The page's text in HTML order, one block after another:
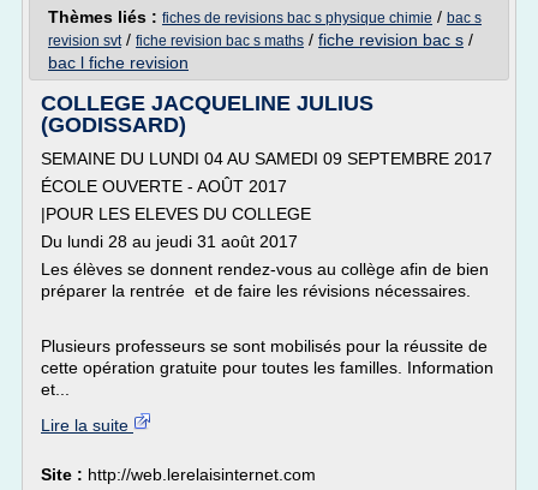
Thèmes liés : fiches de revisions bac s physique chimie / bac s
revision svt/ fiche revision bac s maths / fiche revision bac s /
bac l fiche revision
COLLEGE JACQUELINE JULIUS
(GODISSARD)
SEMAINE DU LUNDI 04 AU SAMEDI 09 SEPTEMBRE 2017
ÉCOLE OUVERTE - AOÛT 2017
|POUR LES ELEVES DU COLLEGE
Du lundi 28 au jeudi 31 août 2017
Les élèves se donnent rendez-vous au collège afin de bien
préparer la rentrée et de faire les révisions nécessaires.
Plusieurs professeurs se sont mobilisés pour la réussite de
cette opération gratuite pour toutes les familles. Information
et...
Lire la suite
Site : http://web.lerelaisinternet.com